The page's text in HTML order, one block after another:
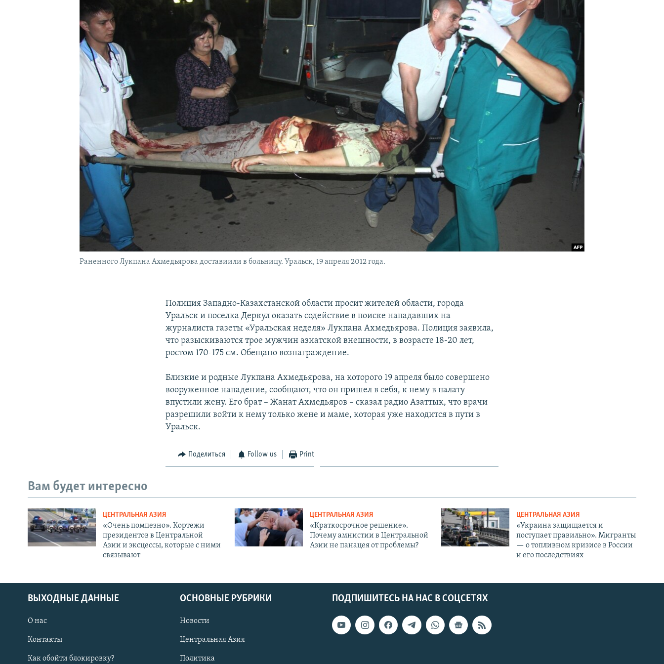
Раненного Лукпана Ахмедьярова доставиили в больницу. Уральск, 19 апреля 2012 года.
Полиция Западно-Казахстанской области просит жителей области, города
Уральск и поселка Деркул оказать содействие в поиске нападавших на
журналиста газеты «Уральская неделя» Лукпана Ахмедьярова. Полиция заявила,
что разыскиваются трое мужчин азиатской внешности, в возрасте 18-20 лет,
ростом 170-175 см. Обещано вознаграждение.
Близкие и родные Лукпана Ахмедьярова, на которого 19 апреля было совершено
вооруженное нападение, сообщают, что он пришел в себя, к нему в палату
впустили жену. Его брат – Жанат Ахмедьяров – сказал радио Азаттык, что врачи
разрешили войти к нему только жене и маме, которая уже находится в пути в
Уральск.
Поделиться Follow us Print
Вам будет интересно
ЦЕНТРАЛЬНАЯ АЗИЯ
«Очень помпезно». Кортежи
президентов в Центральной
Азии и эксцессы, которые с ними
связывают
ЦЕНТРАЛЬНАЯ АЗИЯ
«Краткосрочное решение».
Почему амнистии в Центральной
Азии не панацея от проблемы?
ЦЕНТРАЛЬНАЯ АЗИЯ
«Украина защищается и
поступает правильно». Мигранты
— о топливном кризисе в России
и его последствиях
ПОДПИШИТЕСЬ НА НАС В СОЦСЕТЯХ
ВЫХОДНЫЕ ДАННЫЕ
О нас
Контакты
Как обойти блокировку?
ОСНОВНЫЕ РУБРИКИ
Новости
Центральная Азия
Политика